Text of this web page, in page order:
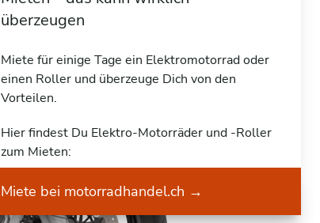
überzeugen
Miete für einige Tage ein Elektromotorrad oder
einen Roller und überzeuge Dich von den
Vorteilen.
Hier findest Du Elektro-Motorräder und -Roller
zum Mieten:
Miete bei motorradhandel.ch →